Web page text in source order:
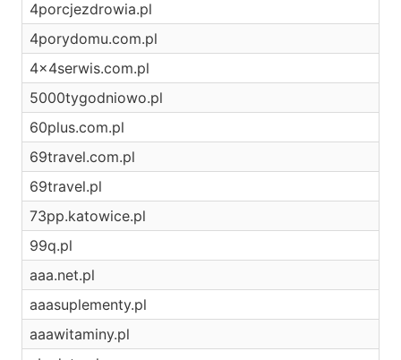
4porcjezdrowia.pl
4porydomu.com.pl
4x4serwis.com.pl
5000tygodniowo.pl
60plus.com.pl
69travel.com.pl
69travel.pl
73pp.katowice.pl
99q.pl
aaa.net.pl
aaasuplementy.pl
aaawitaminy.pl